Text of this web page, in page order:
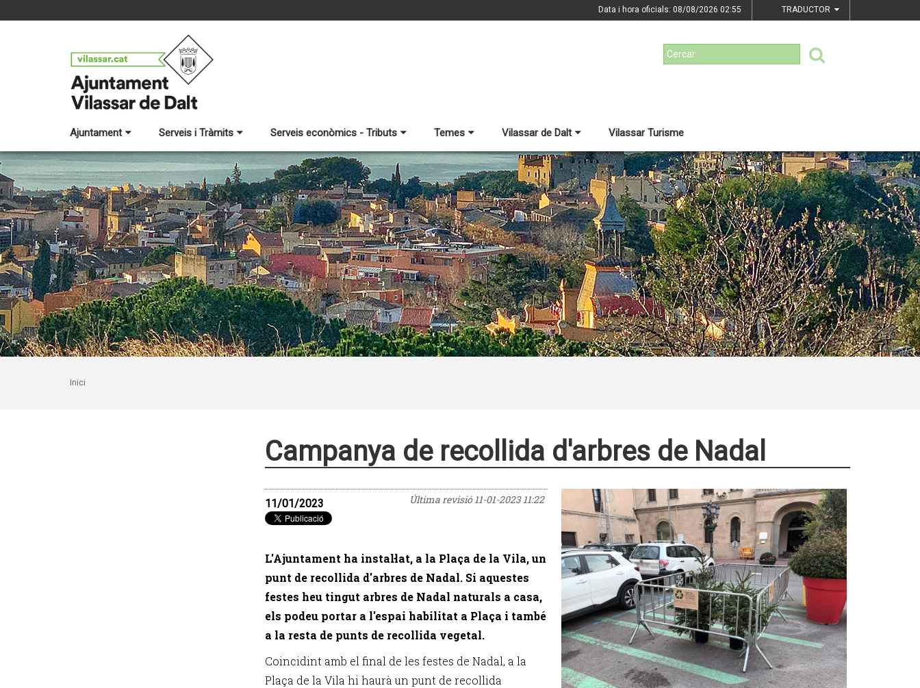
Data i hora oficials: 08/08/2026 02:55 TRADUCTOR
Ajuntament Serveis i Tràmits Serveis econòmics - Tributs Temes Vilassar de Dalt Vilassar Turisme
Inici
Campanya de recollida d'arbres de Nadal
Última revisió11-01-2023 11:22
11/01/2023
L'Ajuntament ha instal·lat, a la Plaça de la Vila, un
punt de recollida d'arbres de Nadal. Si aquestes
festes heu tingut arbres de Nadal naturals a casa,
els podeu portar a l'espai habilitat a Plaça i també
a la resta de punts de recollida vegetal.
Coincidint amb el final de les festes de Nadal, a la
Plaça de la Vila hi haurà un punt de recollida